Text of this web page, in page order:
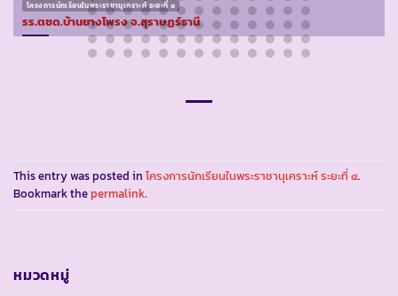
โครงการนักเรียนในพระราชานุเคราะห์ ระยะที่ ๔
รร.ตชด.บ้านยางโพรง จ.สุราษฏร์ธานี
This entry was posted in โครงการนักเรียนในพระราชานุเคราะห์ ระยะที่ ๔.
Bookmark thepermalink.
หมวดหมู่